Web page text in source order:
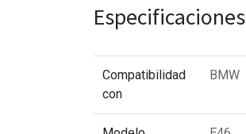
Especificaciones
Compatibilidad
con
BMW